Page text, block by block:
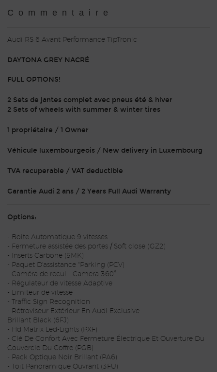
Commentaire
Audi RS 6 Avant Performance TipTronic
DAYTONA GREY NACRÉ
FULL OPTIONS!
2 Sets de jantes complet avec pneus été & hiver
2 Sets of wheels with summer & winter tires
1 propriétaire / 1 Owner
Véhicule luxembourgeois / New delivery in Luxembourg
TVA recuperable / VAT deductible
Garantie Audi 2 ans / 2 Years Full Audi Warranty
Options:
- Boite Automatique 9 vitesses
- Fermeture assistée des portes / Soft close (GZ2)
- Inserts Carbone (5MK)
- Paquet D'assistance "Parking (PCV)
- Caméra de recul - Camera 360°
- Régulateur de vitesse Adaptive
- Limiteur de vitesse
- Traffic Sign Recognition
- Rétroviseur Extérieur En Audi Exclusive
Brillant Black (6FJ)
- Hd Matrix Led-Lights (PXF)
- Clé De Confort Avec Fermeture Électrique Et Ouverture Du
Couvercle Du Coffre (PGB)
- Pack Optique Noir Brillant (PA6)
- Toit Panoramique Ouvrant (3FU)